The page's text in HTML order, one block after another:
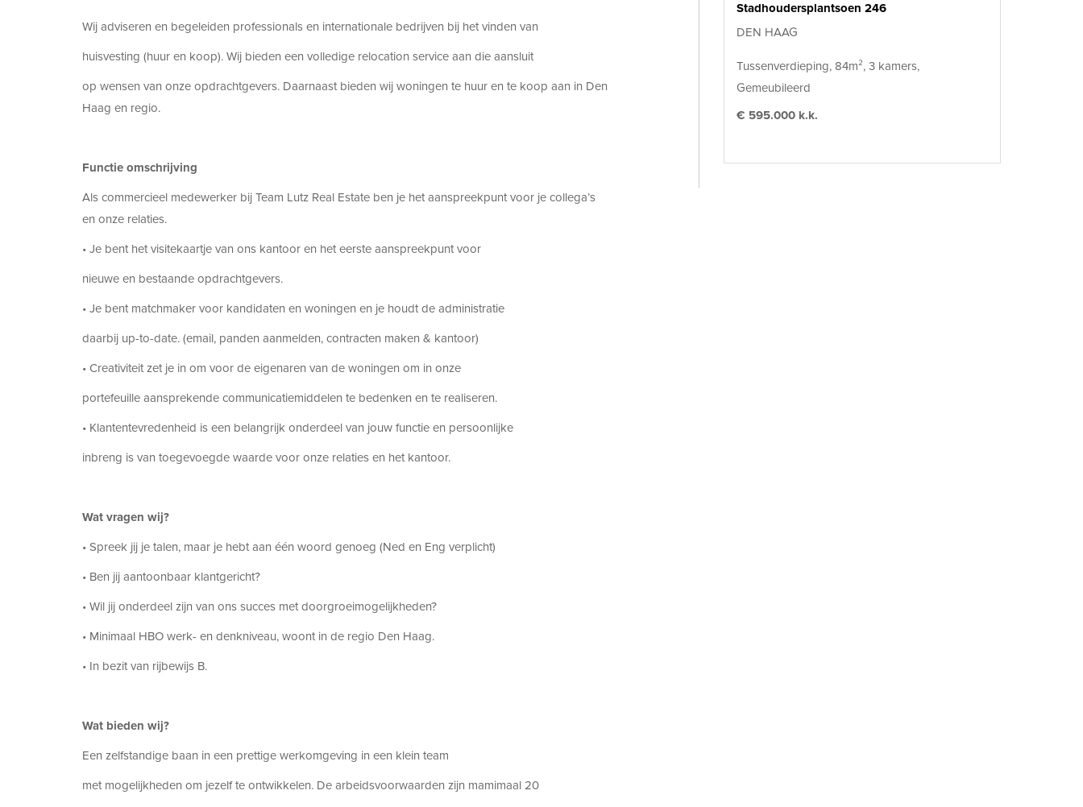
Wij adviseren en begeleiden professionals en internationale bedrijven bij het vinden van
huisvesting (huur en koop). Wij bieden een volledige relocation service aan die aansluit
op wensen van onze opdrachtgevers. Daarnaast bieden wij woningen te huur en te koop aan in Den
Haag en regio.
Functie omschrijving
Als commercieel medewerker bij Team Lutz Real Estate ben je het aanspreekpunt voor je collega’s
en onze relaties.
• Je bent het visitekaartje van ons kantoor en het eerste aanspreekpunt voor
nieuwe en bestaande opdrachtgevers.
• Je bent matchmaker voor kandidaten en woningen en je houdt de administratie
daarbij up-to-date. (email, panden aanmelden, contracten maken & kantoor)
• Creativiteit zet je in om voor de eigenaren van de woningen om in onze
portefeuille aansprekende communicatiemiddelen te bedenken en te realiseren.
• Klantentevredenheid is een belangrijk onderdeel van jouw functie en persoonlijke
inbreng is van toegevoegde waarde voor onze relaties en het kantoor.
Wat vragen wij?
• Spreek jij je talen, maar je hebt aan één woord genoeg (Ned en Eng verplicht)
• Ben jij aantoonbaar klantgericht?
• Wil jij onderdeel zijn van ons succes met doorgroeimogelijkheden?
• Minimaal HBO werk- en denkniveau, woont in de regio Den Haag.
• In bezit van rijbewijs B.
Wat bieden wij?
Een zelfstandige baan in een prettige werkomgeving in een klein team
met mogelijkheden om jezelf te ontwikkelen. De arbeidsvoorwaarden zijn mamimaal 20
Stadhoudersplantsoen 246
DEN HAAG
Tussenverdieping, 84m², 3 kamers,
Gemeubileerd
€ 595.000 k.k.